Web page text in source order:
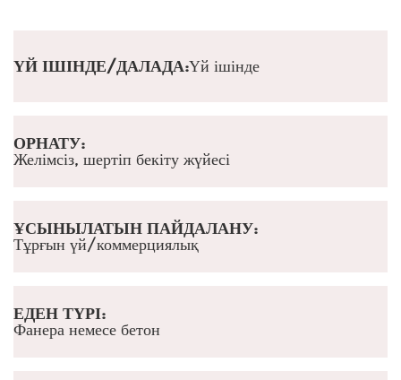
ҮЙ ІШІНДЕ/ДАЛАДА:Үй ішінде
ОРНАТУ:
Желімсіз, шертіп бекіту жүйесі
ҰСЫНЫЛАТЫН ПАЙДАЛАНУ:
Тұрғын үй/коммерциялық
ЕДЕН ТҮРІ:
Фанера немесе бетон